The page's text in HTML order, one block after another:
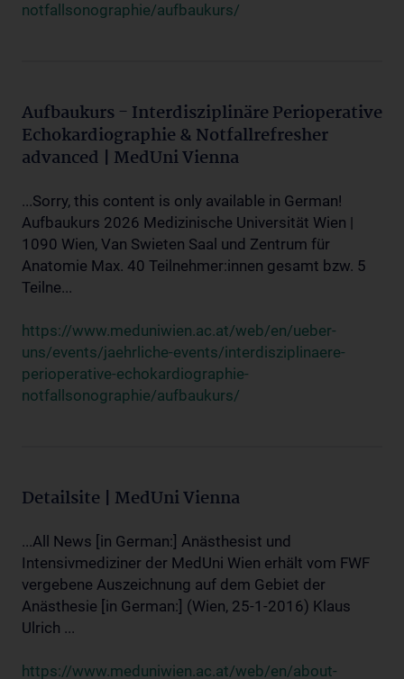
notfallsonographie/aufbaukurs/
Aufbaukurs - Interdisziplinäre Perioperative
Echokardiographie & Notfallrefresher
advanced | MedUni Vienna
...Sorry, this content is only available in German!
Aufbaukurs 2026 Medizinische Universität Wien |
1090 Wien, Van Swieten Saal und Zentrum für
Anatomie Max. 40 Teilnehmer:innen gesamt bzw. 5
Teilne...
https://www.meduniwien.ac.at/web/en/ueber-
uns/events/jaehrliche-events/interdisziplinaere-
perioperative-echokardiographie-
notfallsonographie/aufbaukurs/
Detailsite | MedUni Vienna
...All News [in German:] Anästhesist und
Intensivmediziner der MedUni Wien erhält vom FWF
vergebene Auszeichnung auf dem Gebiet der
Anästhesie [in German:] (Wien, 25-1-2016) Klaus
Ulrich ...
https://www.meduniwien.ac.at/web/en/about-